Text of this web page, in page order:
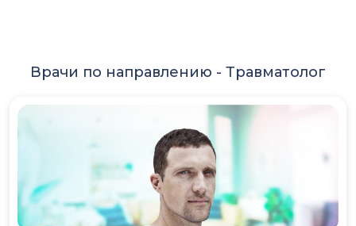
Врачи по направлению - Травматолог